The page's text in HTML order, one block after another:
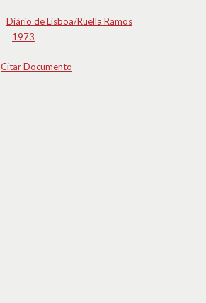
Diário de Lisboa/Ruella Ramos
1973
Citar Documento